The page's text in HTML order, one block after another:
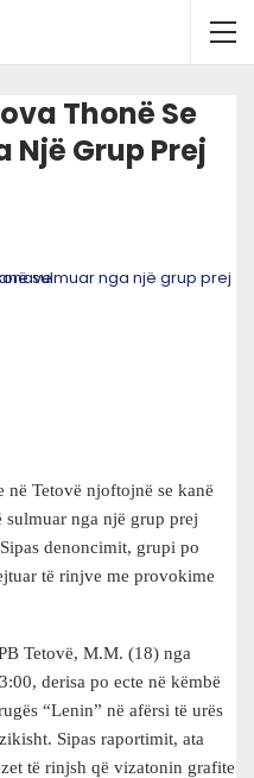
Thonë Se
Një Grup Prej
në Tetovë njoftojnë se kanë
nga një grup prej
denoncimit, grupi po
të rinjve me provokime
Tetovë, M.M. (18) nga
derisa po ecte në këmbë
“Lenin” në afërsi të urës
Sipas raportimit, ata
të rinjsh që vizatonin grafite